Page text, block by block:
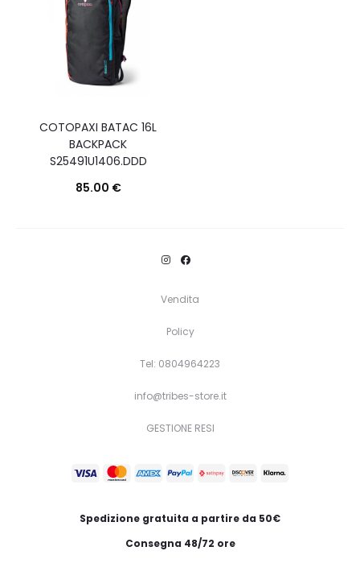
COTOPAXI BATAC 16L
BACKPACK
S25491U1406.DDD
85.00 €
varianti.
essere
scelte
pagina
prodotto
Vendita
Policy
Tel: 0804964223
info@tribes-store.it
GESTIONE RESI
Spedizione gratuita a partire da 50€
Consegna 48/72 ore